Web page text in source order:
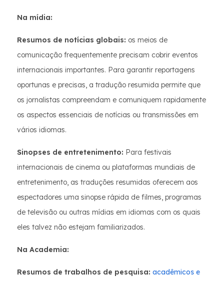
Na mídia:
Resumos de notícias globais: os meios de
comunicação frequentemente precisam cobrir eventos
internacionais importantes. Para garantir reportagens
oportunas e precisas, a tradução resumida permite que
os jornalistas compreendam e comuniquem rapidamente
os aspectos essenciais de notícias ou transmissões em
vários idiomas.
Sinopses de entretenimento: Para festivais
internacionais de cinema ou plataformas mundiais de
entretenimento, as traduções resumidas oferecem aos
espectadores uma sinopse rápida de filmes, programas
de televisão ou outras mídias em idiomas com os quais
eles talvez não estejam familiarizados.
Na Academia:
Resumos de trabalhos de pesquisa: acadêmicos e